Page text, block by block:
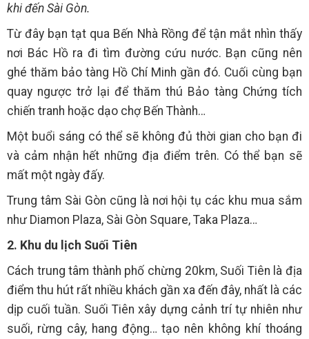
khi đến Sài Gòn.
Từ đây bạn tạt qua Bến Nhà Rồng để tận mắt nhìn thấy
nơi Bác Hồ ra đi tìm đường cứu nước. Bạn cũng nên
ghé thăm bảo tàng Hồ Chí Minh gần đó. Cuối cùng bạn
quay ngược trở lại để thăm thú Bảo tàng Chứng tích
chiến tranh hoặc dạo chợ Bến Thành…
Một buổi sáng có thể sẽ không đủ thời gian cho bạn đi
và cảm nhận hết những địa điểm trên. Có thể bạn sẽ
mất một ngày đấy.
Trung tâm Sài Gòn cũng là nơi hội tụ các khu mua sắm
như Diamon Plaza, Sài Gòn Square, Taka Plaza…
2. Khu du lịch Suối Tiên
Cách trung tâm thành phố chừng 20km, Suối Tiên là địa
điểm thu hút rất nhiều khách gần xa đến đây, nhất là các
dịp cuối tuần. Suối Tiên xây dựng cảnh trí tự nhiên như
suối, rừng cây, hang động… tạo nên không khí thoáng